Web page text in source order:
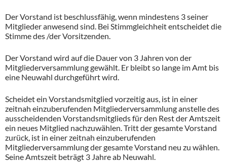
Der Vorstand ist beschlussfähig, wenn mindestens 3 seiner
Mitglieder anwesend sind. Bei Stimmgleichheit entscheidet die
Stimme des /der Vorsitzenden.
Der Vorstand wird auf die Dauer von 3 Jahren von der
Mitgliederversammlung gewählt. Er bleibt so lange im Amt bis
eine Neuwahl durchgeführt wird.
Scheidet ein Vorstandsmitglied vorzeitig aus, ist in einer
zeitnah einzuberufenden Mitgliederversammlung anstelle des
ausscheidenden Vorstandsmitglieds für den Rest der Amtszeit
ein neues Mitglied nachzuwählen. Tritt der gesamte Vorstand
zurück, ist in einer zeitnah einzuberufenden
Mitgliederversammlung der gesamte Vorstand neu zu wählen.
Seine Amtszeit beträgt 3 Jahre ab Neuwahl.